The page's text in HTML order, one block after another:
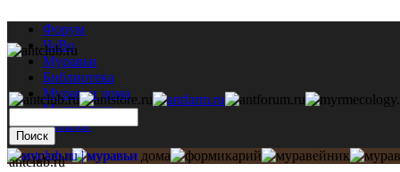
Форум
ЧаВо
Муравьи
Библиотека
Муравьи дома
Мастерская
Каталог
antclub.ru